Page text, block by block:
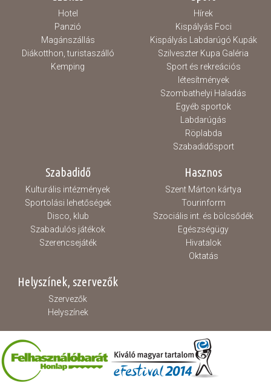
Hotel
Panzió
Magánszállás
Diákotthon, turistaszálló
Kemping
Hírek
Kispályás Foci
Kispályás Labdarúgó Kupák
Szilveszter Kupa Galéria
Sport és rekreációs
létesítmények
Szombathelyi Haladás
Egyéb sportok
Labdarúgás
Röplabda
Szabadidősport
Szabadidő
Kulturális intézmények
Sportolási lehetőségek
Disco, klub
Szabadulós játékok
Szerencsejáték
Hasznos
Szent Márton kártya
Tourinform
Szociális int. és bölcsődék
Egészségügy
Hivatalok
Oktatás
Helyszínek, szervezők
Szervezők
Helyszínek